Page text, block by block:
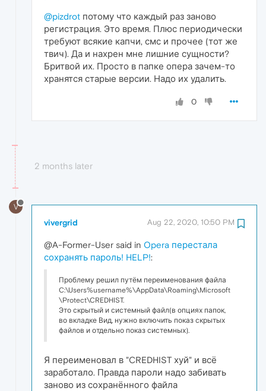
@pizdrot потому что каждый раз заново
регистрация. Это время. Плюс периодически
требуют всякие капчи, смс и прочее (тот же
твич). Да и нахрен мне лишние сущности?
Бритвой их. Просто в папке опера зачем-то
хранятся старые версии. Надо их удалить.
0
2 months later
V
vivergrid Aug 22, 2020, 10:50 PM
@A-Former-User said in Opera перестала
сохранять пароль! HELP!:
Проблему решил путём переименования файла
C:\Users%username%\AppData\Roaming\Microsoft
\Protect\CREDHIST.
Это скрытый и системный файл(в опциях папок,
во вкладке Вид, нужно включить показ скрытых
файлов и отдельно показ системных).
Я переименовал в "CREDHIST хуй" и всё
заработало. Правда пароли надо забивать
заново из сохранённого файла